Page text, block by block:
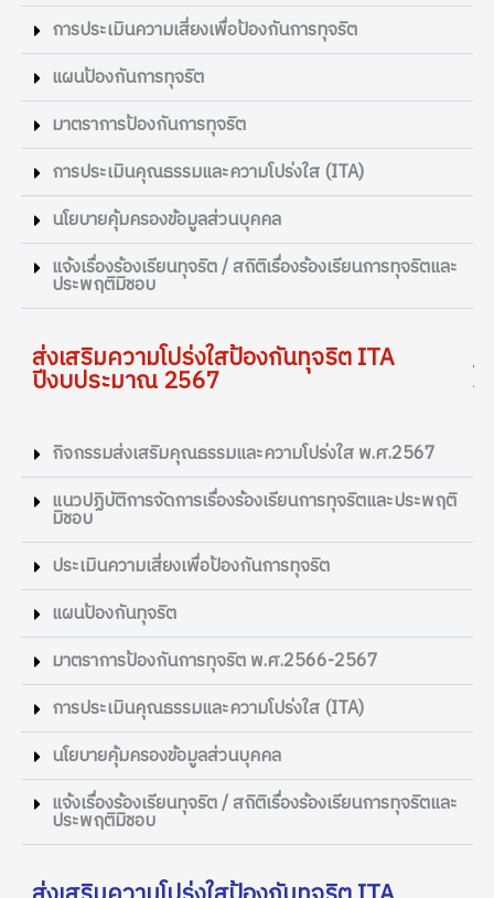
การประเมินความเสี่ยงเพื่อป้องกันการทุจริต
แผนป้องกันการทุจริต
มาตราการป้องกันการทุจริต
การประเมินคุณธรรมและความโปร่งใส (ITA)
นโยบายคุ้มครองข้อมูลส่วนบุคคล
แจ้งเรื่องร้องเรียนทุจริต / สถิติเรื่องร้องเรียนการทุจริตและ
ประพฤติมิชอบ
ส่งเสริมความโปร่งใสป้องกันทุจริต ITA
ปีงบประมาณ 2567
กิจกรรมส่งเสริมคุณธรรมและความโปร่งใส พ.ศ.2567
แนวปฏิบัติการจัดการเรื่องร้องเรียนการทุจริตและประพฤติ
มิชอบ
ประเมินความเสี่ยงเพื่อป้องกันการทุจริต
แผนป้องกันทุจริต
มาตราการป้องกันการทุจริต พ.ศ.2566-2567
การประเมินคุณธรรมและความโปร่งใส (ITA)
นโยบายคุ้มครองข้อมูลส่วนบุคคล
แจ้งเรื่องร้องเรียนทุจริต / สถิติเรื่องร้องเรียนการทุจริตและ
ประพฤติมิชอบ